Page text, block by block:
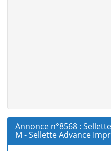
Annonce n°8568 :
M - Sellette Advance